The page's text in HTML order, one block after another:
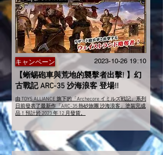
キャンペーン 2023-10-26 19:10
【蜥蜴砲車與荒地的襲擊者出擊! 】幻
古戰記 ARC-35 沙海浪客 登場!!
由 TOYS ALLIANCE 旗下的「Archecore イミルズ戦記」系列
日前發表了最新作「ARC-35 熱砂旅團 沙海浪客」塗裝完成
品！預計於 2023 年 12 月發貨。